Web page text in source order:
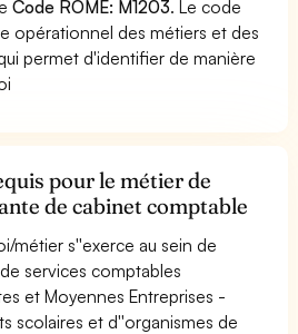
Code ROME: M1203. Le code
opérationnel des métiers et des
permet d'identifier de manière
pour le métier de
de cabinet comptable
métier s''exerce au sein de
services comptables
et Moyennes Entreprises -
scolaires et d''organismes de